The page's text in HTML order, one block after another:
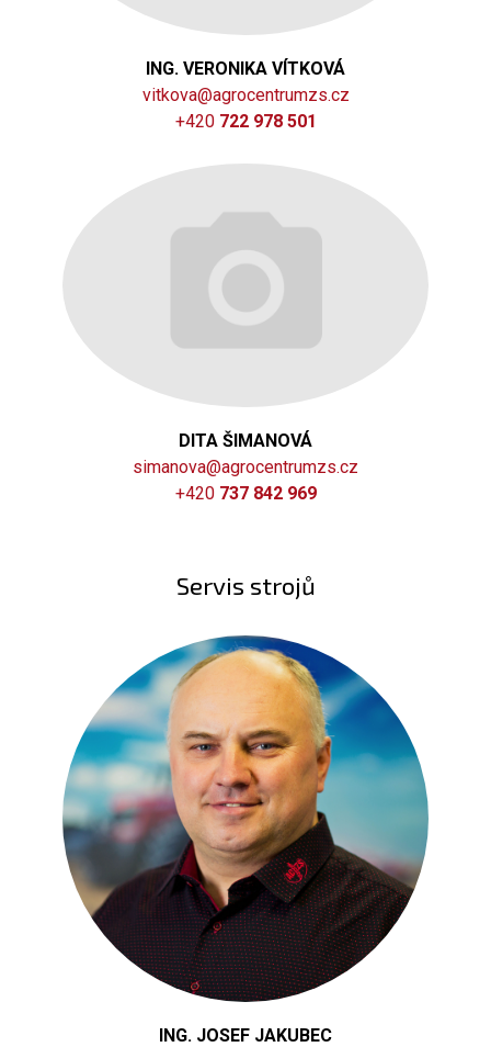
ING. VERONIKA VÍTKOVÁ
vitkova@agrocentrumzs.cz
+420 722 978 501
DITA ŠIMANOVÁ
simanova@agrocentrumzs.cz
+420 737 842 969
Servis strojů
ING. JOSEF JAKUBEC